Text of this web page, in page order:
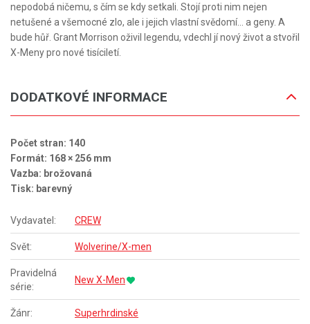
nepodobá ničemu, s čím se kdy setkali. Stojí proti nim nejen
netušené a všemocné zlo, ale i jejich vlastní svědomí... a geny. A
bude hůř. Grant Morrison oživil legendu, vdechl jí nový život a stvořil
X-Meny pro nové tisíciletí.
DODATKOVÉ INFORMACE
Počet stran: 140
Formát: 168 × 256 mm
Vazba: brožovaná
Tisk: barevný
Vydavatel: CREW
Svět: Wolverine/X-men
Pravidelná
série:
New X-Men
Žánr: Superhrdinské